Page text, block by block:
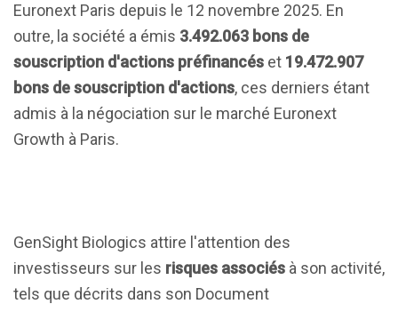
Euronext Paris depuis le 12 novembre 2025. En
outre, la société a émis 3.492.063 bons de
souscription d'actions préfinancés et 19.472.907
bons de souscription d'actions, ces derniers étant
admis à la négociation sur le marché Euronext
Growth à Paris.
GenSight Biologics attire l'attention des
investisseurs sur les risques associés à son activité,
tels que décrits dans son Document